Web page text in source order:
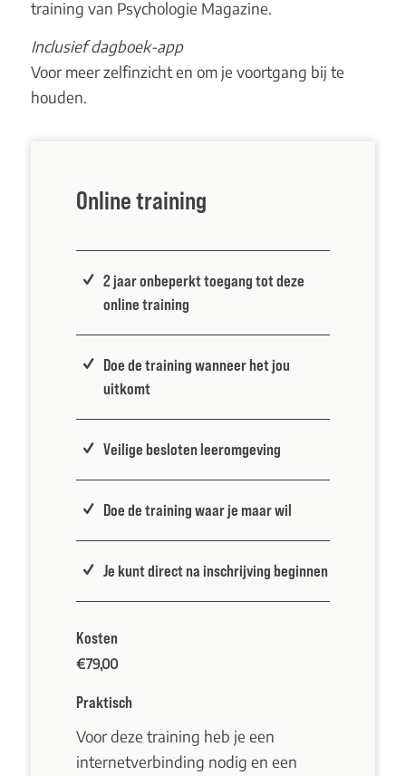
training van Psychologie Magazine.
Inclusief dagboek-app
Voor meer zelfinzicht en om je voortgang bij te
houden.
Online training
2 jaar onbeperkt toegang tot deze
online training
Doe de training wanneer het jou
uitkomt
Veilige besloten leeromgeving
Doe de training waar je maar wil
Je kunt direct na inschrijving beginnen
Kosten
€79,00
Praktisch
Voor deze training heb je een
internetverbinding nodig en een